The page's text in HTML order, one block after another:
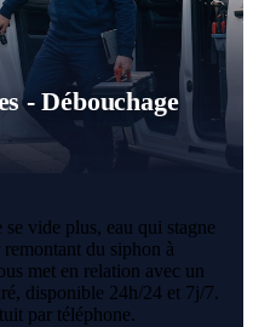
- Débouchage
vide plus, eau qui stagne
du siphon à
met en relation avec un
disponible 24h/24 et 7j/7.
par téléphone.